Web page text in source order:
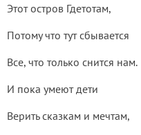
Этот остров Гдетотам,
Потому что тут сбывается
Все, что только снится нам.
И пока умеют дети
Верить сказкам и мечтам,